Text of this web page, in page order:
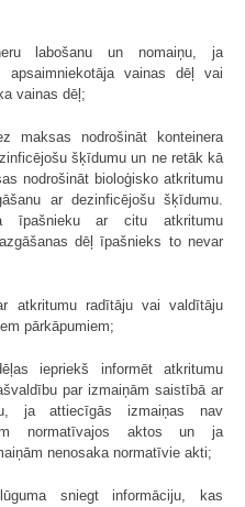
labošanu un nomaiņu, ja
apsaimniekotāja vainas dēļ vai
vainas dēļ;
maksas nodrošināt konteinera
šķīdumu un ne retāk kā
nodrošināt bioloģisko atkritumu
ar dezinficējošu šķīdumu.
īpašnieku ar citu atkritumu
dēļ īpašnieks to nevar
atkritumu radītāju vai valdītāju
pārkāpumiem;
iepriekš informēt atkritumu
par izmaiņām saistībā ar
ja attiecīgās izmaiņas nav
normatīvajos aktos un ja
nenosaka normatīvie akti;
sniegt informāciju, kas